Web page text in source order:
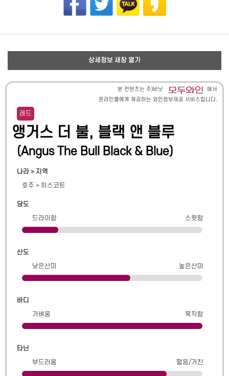
상세정보 새창 열기
본 컨텐츠는 주)비닛
에서
온라인몰에게 제공하는 와인정보제공 서비스입니다.
레드
앵거스 더 불, 블랙 앤 블루
(Angus The Bull Black & Blue)
나라 > 지역
호주 > 히스코트
당도
드라이함
스윗함
산도
낮은산미
높은산미
바디
가벼움
묵직함
타닌
부드러움
떫음/거친